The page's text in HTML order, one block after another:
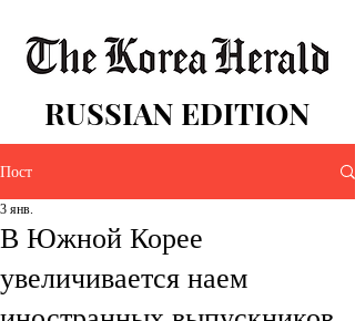
RUSSIAN EDITION
Пост
В Южной Корее
увеличивается наем
3 янв.